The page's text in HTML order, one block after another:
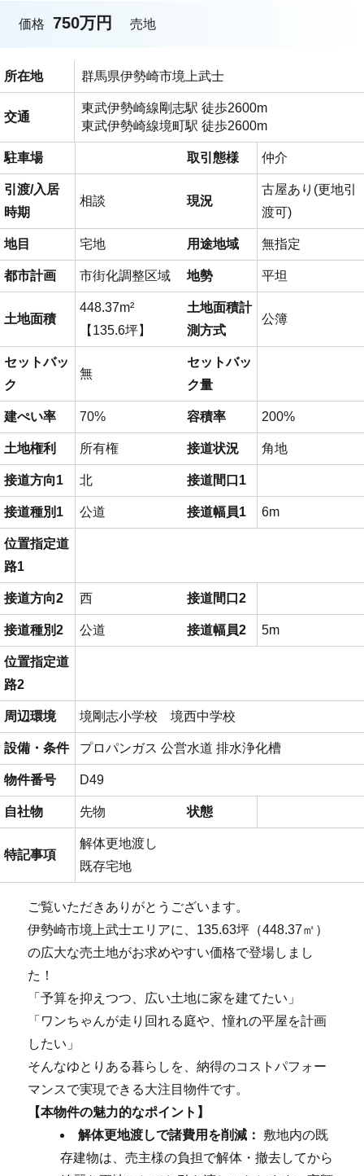
価格 750万円 売地
所在地 群馬県伊勢崎市境上武士
交通
東武伊勢崎線剛志駅 徒歩2600m
東武伊勢崎線境町駅 徒歩2600m
駐車場 取引態様 仲介
引渡/入居
時期
相談 現況
古屋あり(更地引
渡可)
地目 宅地 用途地域 無指定
都市計画 市街化調整区域 地勢 平坦
土地面積
448.37m²
【135.6坪】
土地面積計
測方式
公簿
セットバッ
ク
無
セットバッ
ク量
建ぺい率 70% 容積率 200%
土地権利 所有権 接道状況 角地
接道方向1 北 接道間口1
接道種別1 公道 接道幅員1 6m
位置指定道
路1
接道方向2 西 接道間口2
接道種別2 公道 接道幅員2 5m
位置指定道
路2
周辺環境 境剛志小学校 境西中学校
設備・条件 プロパンガス 公営水道 排水浄化槽
物件番号 D49
自社物 先物 状態
特記事項
解体更地渡し
既存宅地
ご覧いただきありがとうございます。
伊勢崎市境上武士エリアに、135.63坪（448.37㎡）
の広大な売土地がお求めやすい価格で登場しまし
た！
「予算を抑えつつ、広い土地に家を建てたい」
「ワンちゃんが走り回れる庭や、憧れの平屋を計画
したい」
そんなゆとりある暮らしを、納得のコストパフォー
マンスで実現できる大注目物件です。
【本物件の魅力的なポイント】
解体更地渡しで諸費用を削減：
敷地内の既
存建物は、売主様の負担で解体・撤去してから